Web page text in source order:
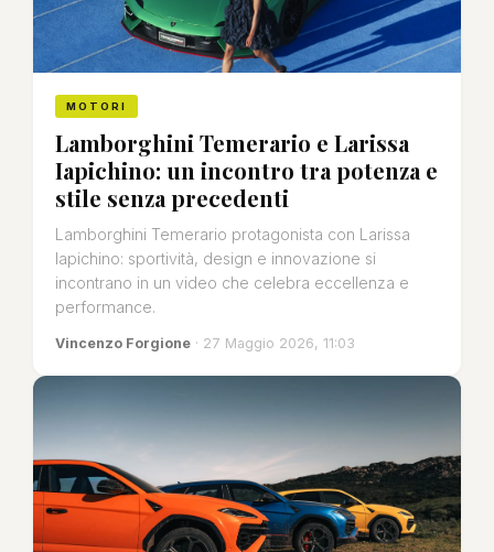
MOTORI
Lamborghini Temerario e Larissa
Iapichino: un incontro tra potenza e
stile senza precedenti
Lamborghini Temerario protagonista con Larissa
Iapichino: sportività, design e innovazione si
incontrano in un video che celebra eccellenza e
performance.
Vincenzo Forgione · 27 Maggio 2026, 11:03